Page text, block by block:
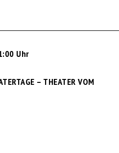
Uhr
– THEATER VOM